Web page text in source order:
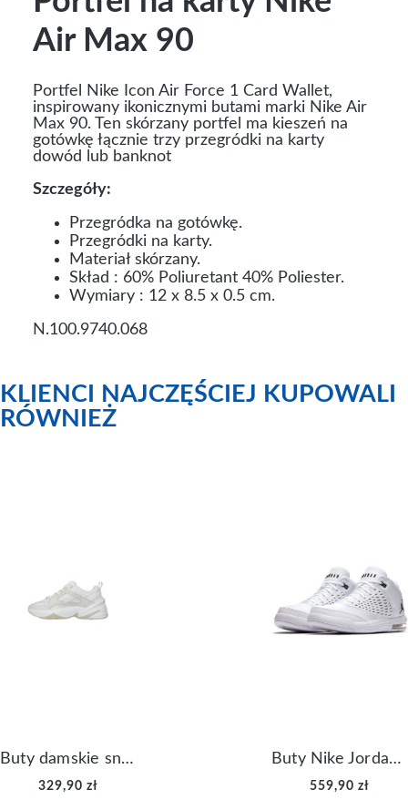
Air Max 90
Portfel Nike Icon Air Force 1 Card Wallet,
inspirowany ikonicznymi butami marki Nike Air
Max 90. Ten skórzany portfel ma kieszeń na
gotówkę łącznie trzy przegródki na karty
dowód lub banknot
Szczegóły:
Przegródka na gotówkę.
Przegródki na karty.
Materiał skórzany.
Skład : 60% Poliuretant 40% Poliester.
Wymiary : 12 x 8.5 x 0.5 cm.
N.100.9740.068
KLIENCI NAJCZĘŚCIEJ KUPOWALI
RÓWNIEŻ
Buty damskie sneakersy Nike M2K Tekno AO3108-006
329,90 zł
Buty Nike Jordan Flight Origin 4 921196-100
559,90 zł